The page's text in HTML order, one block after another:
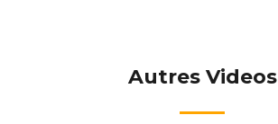
Autres Videos